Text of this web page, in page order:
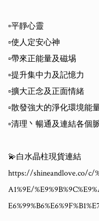
▫️平靜心靈
▫️使人定安心神
▫️帶來正能量及磁埸
▫️提升集中力及記憶力
▫️擴大正念及正面情緒
▫️散發強大的淨化環境能
▫️清理丶暢通及連結各個
💫白水晶柱現貨連結
https://shineandlove.co/c/
A1%9E/